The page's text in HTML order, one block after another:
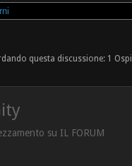
questa discussione: 1
su IL FORUM